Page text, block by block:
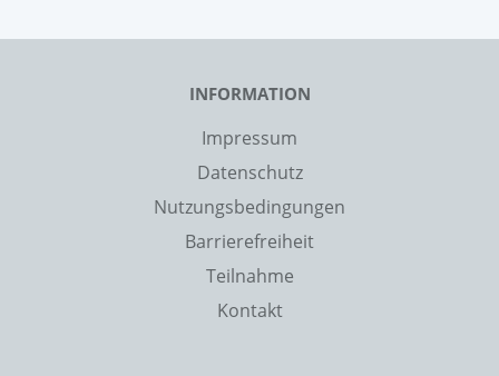
INFORMATION
Impressum
Datenschutz
Nutzungsbedingungen
Barrierefreiheit
Teilnahme
Kontakt